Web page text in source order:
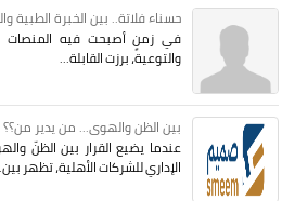
حسناء فلاتة.. بين الخبرة الطبية
في زمنٍ أصبحت فيه المنصات
والتوعية، برزت القابلة...
بين الظن والهوى... من يدير من؟؟
عندما يضيع القرار بين الظنّ
الإداري للشركات الأهلية، تظهر